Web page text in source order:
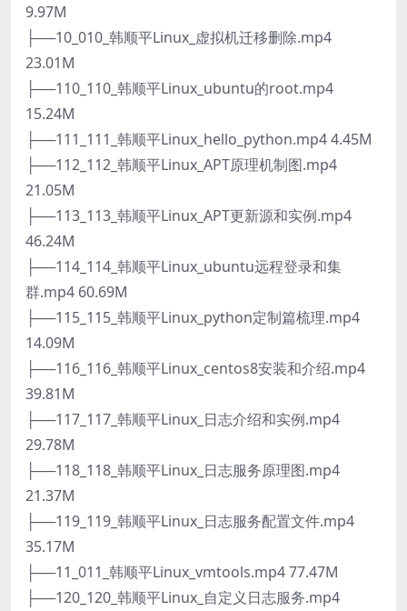
9.97M
├──10_010_韩顺平Linux_虚拟机迁移删除.mp4
23.01M
├──110_110_韩顺平Linux_ubuntu的root.mp4
15.24M
├──111_111_韩顺平Linux_hello_python.mp4 4.45M
├──112_112_韩顺平Linux_APT原理机制图.mp4
21.05M
├──113_113_韩顺平Linux_APT更新源和实例.mp4
46.24M
├──114_114_韩顺平Linux_ubuntu远程登录和集
群.mp4 60.69M
├──115_115_韩顺平Linux_python定制篇梳理.mp4
14.09M
├──116_116_韩顺平Linux_centos8安装和介绍.mp4
39.81M
├──117_117_韩顺平Linux_日志介绍和实例.mp4
29.78M
├──118_118_韩顺平Linux_日志服务原理图.mp4
21.37M
├──119_119_韩顺平Linux_日志服务配置文件.mp4
35.17M
├──11_011_韩顺平Linux_vmtools.mp4 77.47M
├──120_120_韩顺平Linux_自定义日志服务.mp4